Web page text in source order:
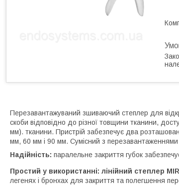
Перезавантажуваний зшиваючий степлер для
скоби відповідно до різної товщини тканини,
мм). тканини. Пристрій забезпечує два
мм, 60 мм і 90 мм. Сумісний з
Надійність: паралельне закриття губок
Простий у використанні: лінійний степлер
легенях і бронхах для закриття та полегшення